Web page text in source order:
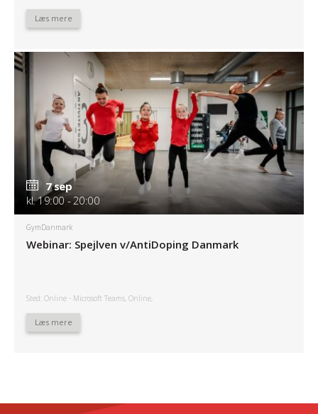
Læs mere
7 sep
kl. 19:00 - 20:00
GymDanmark
Webinar: Spejlven v/AntiDoping Danmark
Sted: Online - Microsoft Teams, Online,
Læs mere